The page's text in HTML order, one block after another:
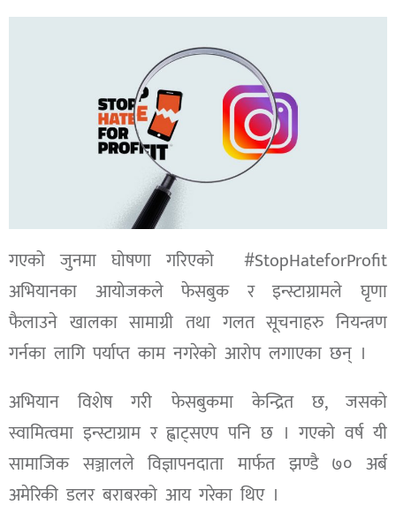
गएको जुनमा घोषणा गरिएको #StopHateforProfit
अभियानका आयोजकले फेसबुक र इन्स्टाग्रामले घृणा
फैलाउने खालका सामाग्री तथा गलत सूचनाहरु नियन्त्रण
गर्नका लागि पर्याप्त काम नगरेको आरोप लगाएका छन् ।
अभियान विशेष गरी फेसबुकमा केन्द्रित छ, जसको
स्वामित्वमा इन्स्टाग्राम र ह्वाट्सएप पनि छ । गएको वर्ष यी
सामाजिक सञ्जालले विज्ञापनदाता मार्फत झण्डै ७० अर्ब
अमेरिकी डलर बराबरको आय गरेका थिए ।